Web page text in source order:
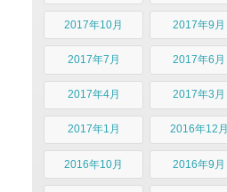
2017年10月 2017年9月
2017年7月 2017年6月
2017年4月 2017年3月
2017年1月 2016年12月
2016年10月 2016年9月